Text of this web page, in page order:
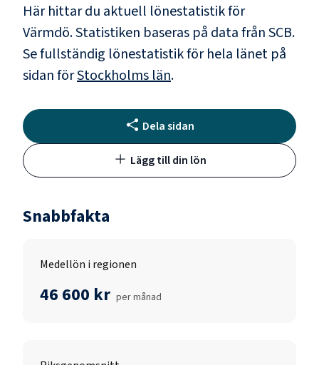
Här hittar du aktuell lönestatistik för
Värmdö. Statistiken baseras på data från SCB.
Se fullständig lönestatistik för hela länet på
sidan förStockholms län.
Dela sidan
Lägg till din lön
Snabbfakta
Medellön i regionen
46 600 kr per månad